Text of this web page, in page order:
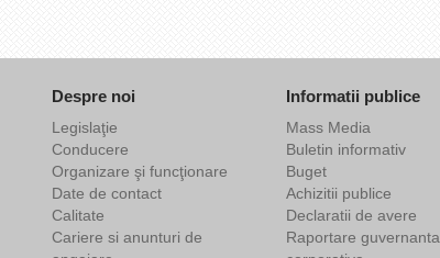
Despre noi
Legislaţie
Conducere
Organizare şi funcţionare
Date de contact
Calitate
Cariere si anunturi de
Informatii publice
Mass Media
Buletin informativ
Buget
Achizitii publice
Declaratii de avere
Raportare guvernanta